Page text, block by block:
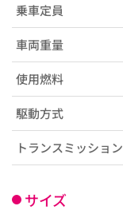
乗車定員
車両重量
使用燃料
駆動方式
トランスミッション
サイズ